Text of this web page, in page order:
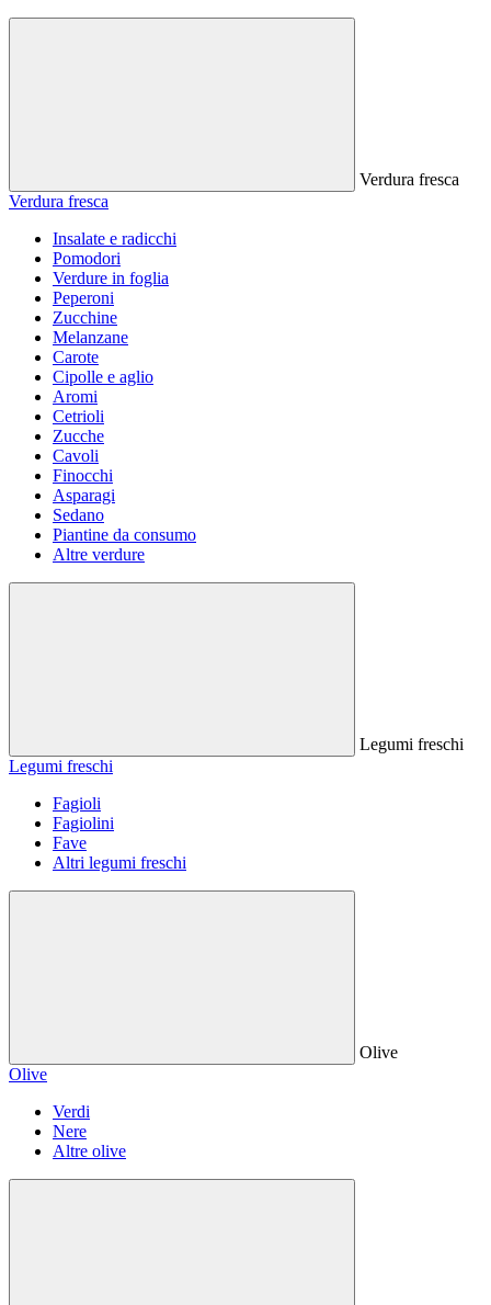
Verdura fresca
Verdura fresca
Insalate e radicchi
Pomodori
Verdure in foglia
Peperoni
Zucchine
Melanzane
Carote
Cipolle e aglio
Aromi
Cetrioli
Zucche
Cavoli
Finocchi
Asparagi
Sedano
Piantine da consumo
Altre verdure
Legumi freschi
Legumi freschi
Fagioli
Fagiolini
Fave
Altri legumi freschi
Olive
Olive
Verdi
Nere
Altre olive